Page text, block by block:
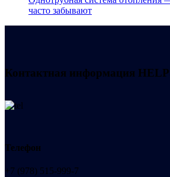
часто забывают
Контактная информация
Телефон
+7 (978) 515-999-7